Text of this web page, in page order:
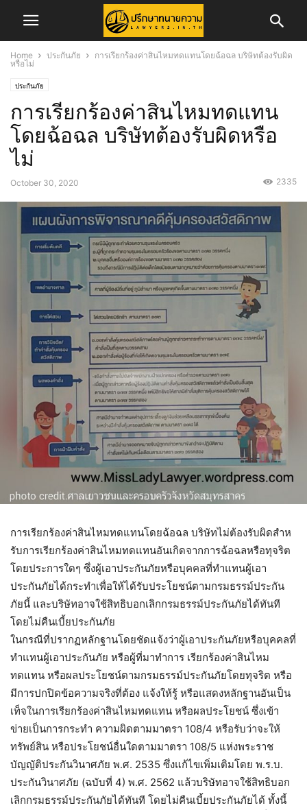
Home ประกันภัย
การเรียกร้องค่าสินไหมทดแทนโดยฉ้อฉล บริษัทต้องรับผิด
หรือไม่
ประกันภัย
การเรียกร้องค่าสินไหมทดแทน
โดยฉ้อฉล บริษัทต้องรับผิดหรือ
ไม่
October 30, 2020 2335
การเรียกร้องค่าสินไหมทดแทนโดยฉ้อฉล บริษัทไม่ต้องรับผิดสําห
รับการเรียกร้องค่าสินไหมทดแทนอันเกิดจากการฉ้อฉลหรือทุจริต
โดยประการใดๆ ซึ่งผู้เอาประกันภัยหรือบุคคลที่ทําแทนผู้เอา
ประกันภัยได้กระทําเพื่อให้ได้รับประโยชน์ตามกรมธรรม์ประกัน
ภัยนี้ และบริษัทอาจใช้สิทธิบอกเลิกกรมธรรม์ประกันภัยได้ทันที
โดยไม่คืนเบี้ยประกันภัย
ในกรณีที่ปรากฏหลักฐานโดยชัดแจ้งว่าผู้เอาประกันภัยหรือบุคคลที่
ทําแทนผู้เอาประกันภัย หรือผู้ที่มาทําการ เรียกร้องค่าสินไหม
ทดแทน หรือผลประโยชน์ตามกรมธรรม์ประกันภัยโดยทุจริต หรือ
มีการปกปิดข้อความจริงที่ต้อง แจ้งให้รู้ หรือแสดงหลักฐานอันเป็น
เท็จในการเรียกร้องค่าสินไหมทดแทน หรือผลประโยชน์ ซึ่งเข้า
ข่ายเป็นการกระทํา ความผิดตามมาตรา 108/4 หรือรับว่าจะให้
ทรัพย์สิน หรือประโยชน์อื่นใดตามมาตรา 108/5 แห่งพระราช
บัญญัติประกันวินาศภัย พ.ศ. 2535 ซึ่งแก้ไขเพิ่มเติมโดย พ.ร.บ.
ประกันวินาศภัย (ฉบับที่ 4) พ.ศ. 2562 แล้วบริษัทอาจใช้สิทธิบอก
เลิกกรมธรรม์ประกันภัยได้ทันที โดยไม่คืนเบี้ยประกันภัยได้ ทั้งนี้